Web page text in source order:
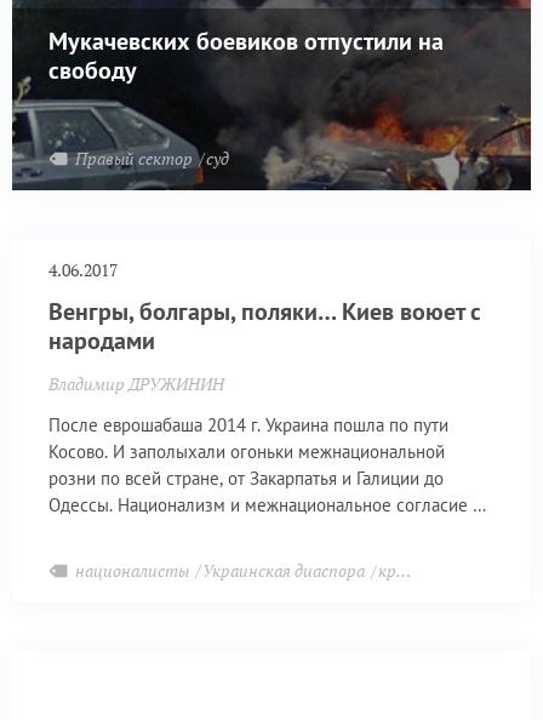
Мукачевских боевиков отпустили на
свободу
Правый сектор суд
4.06.2017
Венгры, болгары, поляки… Киев воюет с
народами
Владимир ДРУЖИНИН
После еврошабаша 2014 г. Украина пошла по пути
Косово. И заполыхали огоньки межнациональной
розни по всей стране, от Закарпатья и Галиции до
Одессы. Национализм и межнациональное согласие –
обречены на саморазрушение.
националисты Украинская диаспора криминал